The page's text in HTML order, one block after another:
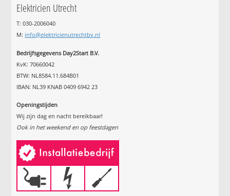
Elektricien Utrecht
T: 030-2006040
M: info@elektricienutrechtbv.nl
Bedrijfsgegevens Day2Start B.V.
KvK: 70660042
BTW: NL8584.11.684B01
IBAN: NL39 KNAB 0409 6942 23
Openingstijden
Wij zijn dag en nacht bereikbaar!
Ook in het weekend en op feestdagen